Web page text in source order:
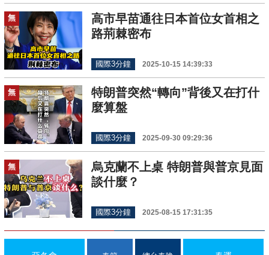
無
高市早苗通往日本首位女首相之
路荊棘密布
國際3分鐘 2025-10-15 14:39:33
無
特朗普突然“轉向”背後又在打什
麼算盤
國際3分鐘 2025-09-30 09:29:36
無
烏克蘭不上桌 特朗普與普京見面
談什麼？
國際3分鐘 2025-08-15 17:31:35